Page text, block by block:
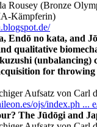
Rousey (Bronze
Kämpferin)
Endō­ no kata, and
qualitative
(unbalancing)
for throwing
Aufsatz von Carl
ojs/index.ph ...
The Jūdōgi and